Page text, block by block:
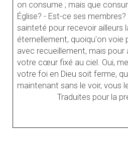
on consume ; mais que
Église? - Est-ce ses
sainteté pour recevoir ailleurs
éternellement, quoiqu'on voie
avec recueillement, mais
votre cœur fixé au ciel. Oui,
votre foi en Dieu soit ferme,
maintenant sans le voir, vous
Traduites pour la